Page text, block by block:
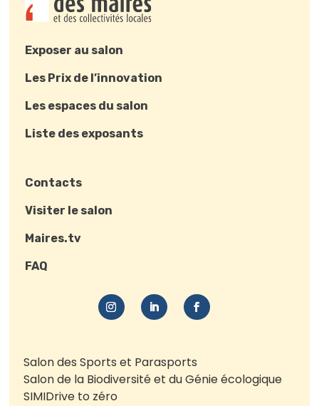
Exposer au salon
Les Prix de l’innovation
Les espaces du salon
Liste des exposants
Contacts
Visiter le salon
Maires.tv
FAQ
Salon des Sports et Parasports
Salon de la Biodiversité et du Génie écologique
SIMIDrive to zéro